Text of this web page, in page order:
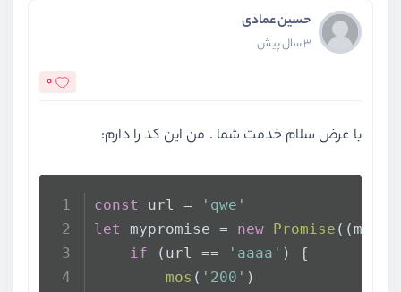
حسین عمادی
3 سال پیش
0
با عرض سلام خدمت شما . من این کد را دارم:
const url =
'qwe'
let
mypromise = new Promise ( ( mos,
if (url == 'aaaa' ) {
mos ( '200' )